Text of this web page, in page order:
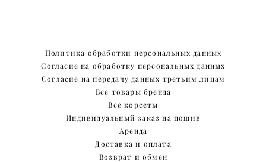
Политика обработки персональных данных
Согласие на обработку персональных данных
Согласие на передачу данных третьим лицам
Все товары бренда
Все корсеты
Индивидуальный заказ на пошив
Аренда
Доставка и оплата
Возврат и обмен